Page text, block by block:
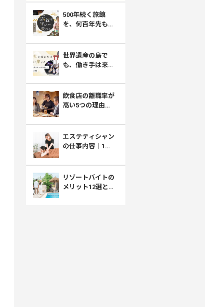
500年続く旅館
を、何百年先も守
らが挑む「採用と
育成」の新しい形
世界遺産の島で
も、働き手は来な
菊乃家が選んだ、
採用との向き合い
方
飲食店の離職率が
高い5つの理由｜
る原因と職場選び
エステティシャン
の仕事内容｜1日
面・給料まで解説
リゾートバイトの
メリット12選とデ